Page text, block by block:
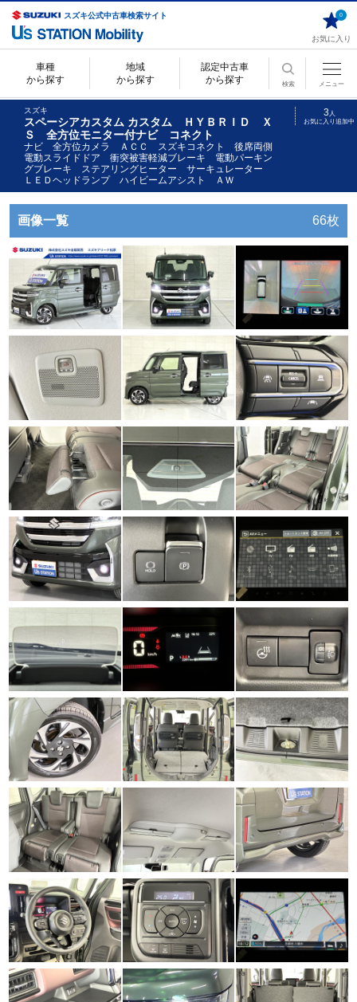
スズキ公式中古車検索サイト
お気に入り
0
車種
から探す
地域
から探す
認定中古車
から探す
検索 メニュー
スズキ
スペーシアカスタム カスタム ＨＹＢＲＩＤ Ｘ
Ｓ 全方位モニター付ナビ コネクト
ナビ 全方位カメラ ＡＣＣ スズキコネクト 後席両側
電動スライドドア 衝突被害軽減ブレーキ 電動パーキン
グブレーキ ステアリングヒーター サーキュレーター
ＬＥＤヘッドランプ ハイビームアシスト ＡＷ
3 人
お気に入り追加中
画像一覧 66枚